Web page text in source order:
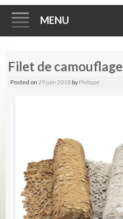
MENU
to
Filet de camouflage
Posted on29 juin 2018by Philippe